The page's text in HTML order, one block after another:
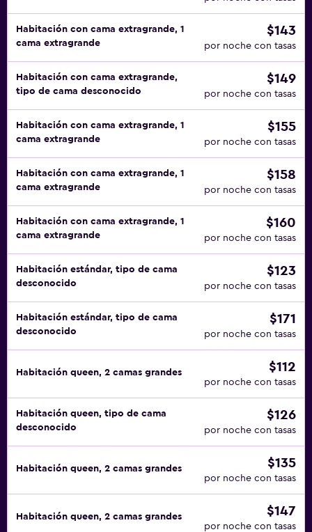
Habitación con cama extragrande, 1
cama extragrande
$143
por noche con tasas
Habitación con cama extragrande,
tipo de cama desconocido
$149
por noche con tasas
Habitación con cama extragrande, 1
cama extragrande
$155
por noche con tasas
Habitación con cama extragrande, 1
cama extragrande
$158
por noche con tasas
Habitación con cama extragrande, 1
cama extragrande
$160
por noche con tasas
Habitación estándar, tipo de cama
desconocido
$123
por noche con tasas
Habitación estándar, tipo de cama
desconocido
$171
por noche con tasas
Habitación queen, 2 camas grandes $112
por noche con tasas
Habitación queen, tipo de cama
desconocido
$126
por noche con tasas
Habitación queen, 2 camas grandes $135
por noche con tasas
Habitación queen, 2 camas grandes $147
por noche con tasas